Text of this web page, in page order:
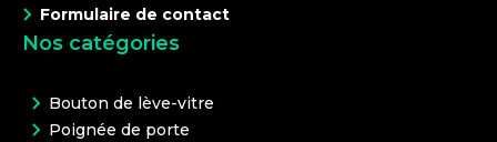
Formulaire de contact
Nos catégories
Bouton de lève-vitre
Poignée de porte